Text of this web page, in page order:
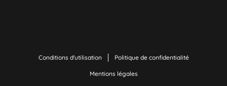
Conditions d'utilisation Politique de confidentialité
Mentions légales